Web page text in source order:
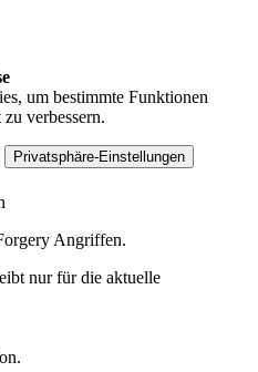
um bestimmte Funktionen
verbessern.
Privatsphäre-Einstellungen
Angriffen.
nur für die aktuelle